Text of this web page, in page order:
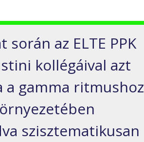
az ELTE PPK
kollégáival azt
a gamma ritmushoz
szisztematikusan